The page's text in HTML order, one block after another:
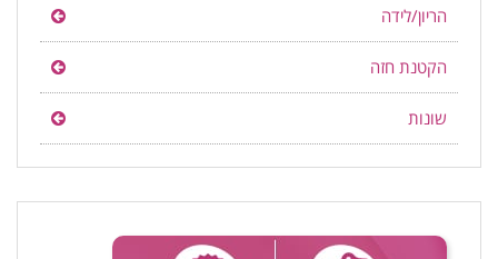
הריון/לידה
הקטנת חזה
שונות